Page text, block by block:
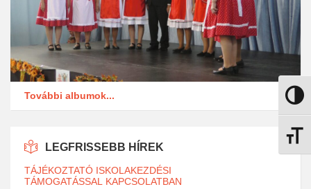
Nagy
További albumok...
LEGFRISSEBB HÍREK
TÁJÉKOZTATÓ ISKOLAKEZDÉSI
TÁMOGATÁSSAL KAPCSOLATBAN